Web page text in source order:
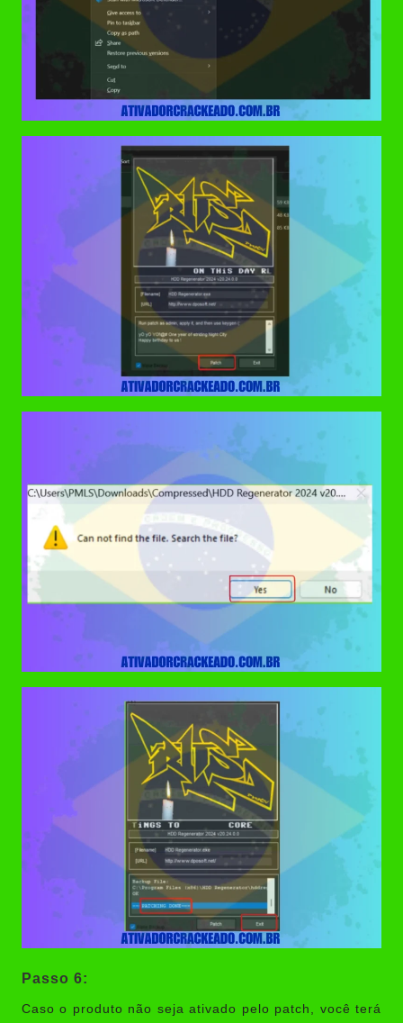
Passo 6:
Caso o produto não seja ativado pelo patch, você terá